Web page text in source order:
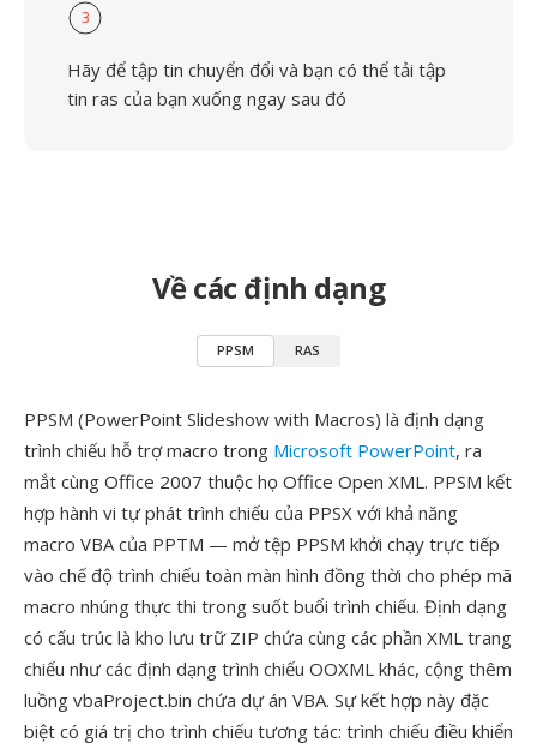
3
Hãy để tập tin chuyển đổi và bạn có thể tải tập
tin ras của bạn xuống ngay sau đó
Về các định dạng
PPSM RAS
PPSM (PowerPoint Slideshow with Macros) là định dạng
trình chiếu hỗ trợ macro trong Microsoft PowerPoint, ra
mắt cùng Office 2007 thuộc họ Office Open XML. PPSM kết
hợp hành vi tự phát trình chiếu của PPSX với khả năng
macro VBA của PPTM — mở tệp PPSM khởi chạy trực tiếp
vào chế độ trình chiếu toàn màn hình đồng thời cho phép mã
macro nhúng thực thi trong suốt buổi trình chiếu. Định dạng
có cấu trúc là kho lưu trữ ZIP chứa cùng các phần XML trang
chiếu như các định dạng trình chiếu OOXML khác, cộng thêm
luồng vbaProject.bin chứa dự án VBA. Sự kết hợp này đặc
biệt có giá trị cho trình chiếu tương tác: trình chiếu điều khiển